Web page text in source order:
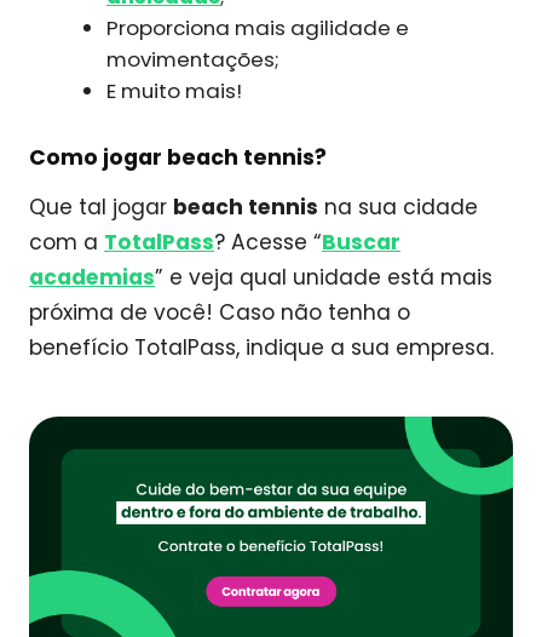
Proporciona mais agilidade e
movimentações;
E muito mais!
Como jogar beach tennis?
Que tal jogar beach tennis na sua cidade
com a TotalPass? Acesse “Buscar
academias” e veja qual unidade está mais
próxima de você! Caso não tenha o
benefício TotalPass, indique a sua empresa.